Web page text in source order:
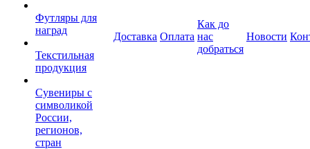
Футляры для
наград
Текстильная
продукция
Сувениры с
символикой
России,
регионов,
стран
Доставка Оплата
Как до
нас
добраться
Новости